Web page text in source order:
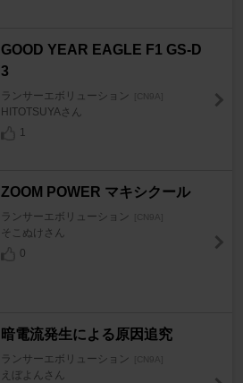
GOOD YEAR EAGLE F1 GS-D
3
ランサーエボリューション [CN9A]
HITOTSUYAさん
1
ZOOM POWER マキシクール
ランサーエボリューション [CN9A]
そこぬけさん
0
暗電流発生による原因追究
ランサーエボリューション [CN9A]
えぼよんさん